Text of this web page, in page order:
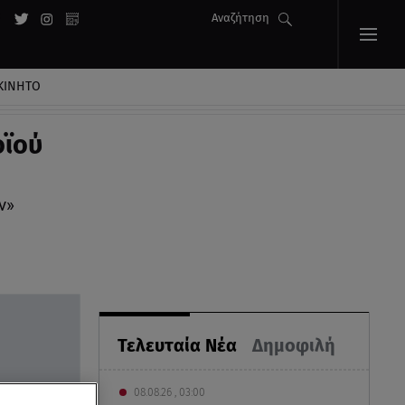
Αναζήτηση
Τελευταία Νέα Δημοφιλή
08.08.26 , 03:00